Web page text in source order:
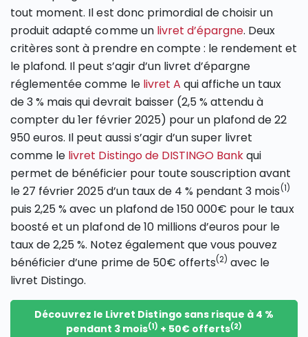
tout moment. Il est donc primordial de choisir un
produit adapté comme un livret d’épargne. Deux
critères sont à prendre en compte : le rendement et
le plafond. Il peut s’agir d’un livret d’épargne
réglementée comme le livret A qui affiche un taux
de 3 % mais qui devrait baisser (2,5 % attendu à
compter du 1er février 2025) pour un plafond de 22
950 euros. Il peut aussi s’agir d’un super livret
comme le livret Distingo de DISTINGO Bankqui
permet de bénéficier pour toute souscription avant
le 27 février 2025 d’un taux de 4 % pendant 3 mois(1)
puis 2,25 % avec un plafond de 150 000€ pour le taux
boosté et un plafond de 10 millions d’euros pour le
taux de 2,25 %. Notez également que vous pouvez
bénéficier d’une prime de 50€ offerts(2) avec le
livret Distingo.
Découvrez le Livret Distingo sans risque à 4 %
pendant 3 mois(1) + 50€ offerts(2)